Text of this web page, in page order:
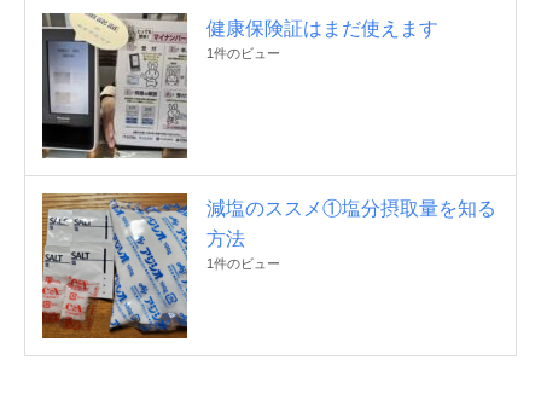
健康保険証はまだ使えます
1件のビュー
減塩のススメ①塩分摂取量を知る
方法
1件のビュー